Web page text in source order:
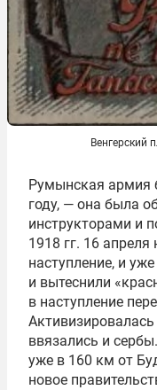
Венгерский
Румынская армия
году, — она была
инструкторами и
1918 гг. 16
наступление, и
и вытеснили
в наступление
ввязались и
уже в 160 км от
новое